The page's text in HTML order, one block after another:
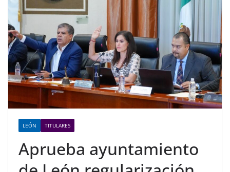
LEÓN TITULARES
Aprueba ayuntamiento